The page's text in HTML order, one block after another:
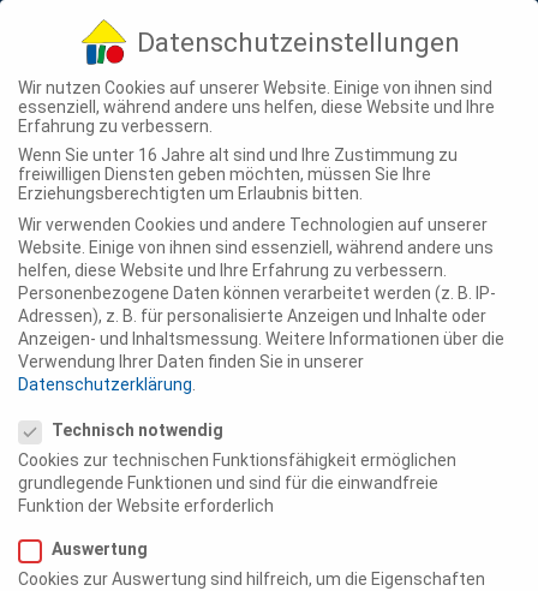
DAS
KONZEPT
DER
PRIVATEN
Datenschutzeinstellungen
Wir nutzen Cookies auf unserer Website. Einige von ihnen sind
essenziell, während andere uns helfen, diese Website und Ihre
Erfahrung zu verbessern.
Wenn Sie unter 16 Jahre alt sind und Ihre Zustimmung zu
freiwilligen Diensten geben möchten, müssen Sie Ihre
Erziehungsberechtigten um Erlaubnis bitten.
Wir verwenden Cookies und andere Technologien auf unserer
Website. Einige von ihnen sind essenziell, während andere uns
helfen, diese Website und Ihre Erfahrung zu verbessern.
Personenbezogene Daten können verarbeitet werden (z. B. IP-
Adressen), z. B. für personalisierte Anzeigen und Inhalte oder
Anzeigen- und Inhaltsmessung. Weitere Informationen über die
Verwendung Ihrer Daten finden Sie in unserer
Datenschutzerklärung
Technisch notwendig
Cookies zur technischen Funktionsfähigkeit ermöglichen
grundlegende Funktionen und sind für die einwandfreie
Funktion der Website erforderlich
Auswertung
Cookies zur Auswertung sind hilfreich, um die Eigenschaften